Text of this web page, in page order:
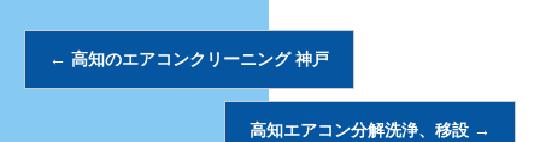
← 高知のエアコンクリーニング 神戸
高知エアコン分解洗浄、移設 →